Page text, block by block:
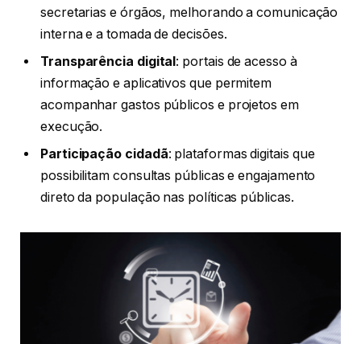
secretarias e órgãos, melhorando a comunicação
interna e a tomada de decisões.
Transparência digital: portais de acesso à
informação e aplicativos que permitem
acompanhar gastos públicos e projetos em
execução.
Participação cidadã: plataformas digitais que
possibilitam consultas públicas e engajamento
direto da população nas políticas públicas.